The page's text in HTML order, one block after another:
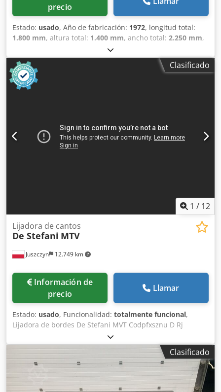
precio
Estado: usado, Año de fabricación: 1972, longitud total:
1.800 mm, altura total: 1.400 mm, ancho total: 2.250 mm,
Color: Verde Peso en vacío: 2000 kg Precio: Consultar - Año
de fabricación: 1972 - Documentación disponible: No -
Certificado CE: No - Sistema de control: Convencional -
Dimensiones de transporte: 1800 mm x 2250 mm x 1400
mm (largo x ancho x alto) - Peso de transporte [kg]: 2000 kg
las empresas Entrega y aceptación de vehículos usados
posibles en cualquier momento para todos los productos
de la industria Chjdpfx Aozm N Rismuoa Lukas van
Clasificado
1 / 12
Juszczyn 12.749 km
Lijadora de cantos
De Stefani MTV
Información de
precio
Llamar
Estado: usado, Funcionalidad: totalmente funcional,
Lijadora de bordes De Stefani MVT Codpfxsznu D Rj
Amueha 1 unidad de lijado Altura máxima de la pieza: 100
mm Motor de la unidad de lijado: 2,5 kW Unidad de lijado
con sistema de autoafilado Ajuste manual de la unidad de
lijado Ajuste manual del ángulo de la unidad Unidad de
lijado con oscilación Velocidad de avance regulable
mediante variador Motor de avance de 0,74 kW
Clasificado